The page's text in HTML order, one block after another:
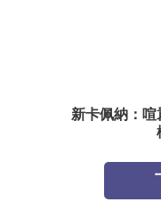
新卡佩納：